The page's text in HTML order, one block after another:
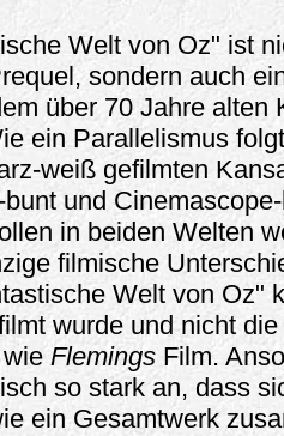
Welt von Oz" ist
sondern auch
über 70 Jahre alten
ein Parallelismus
weiß gefilmten
und
in beiden Welten
filmische
Welt von Oz"
wurde und nicht
Flemings Film.
so stark an, dass
ein Gesamtwerk